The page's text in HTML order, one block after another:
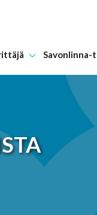
Savonlinna-